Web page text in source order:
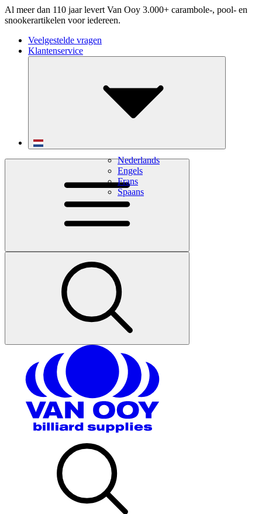
Al meer dan 110 jaar levert Van Ooy 3.000+ carambole-, pool- en
snookerartikelen voor iedereen.
Veelgestelde vragen
Klantenservice
Nederlands
Engels
Frans
Spaans